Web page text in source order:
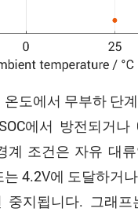
도에서 무부하 단
에서 방전되거나
계 조건은 자유 대
4.2V에 도달하거
중지됩니다. 그래